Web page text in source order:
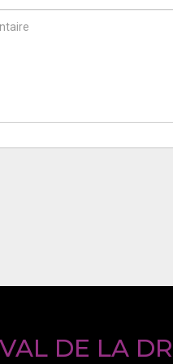
DE LA